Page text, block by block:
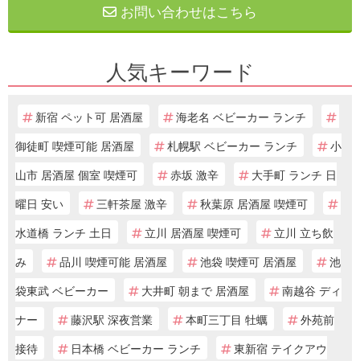
お問い合わせはこちら
人気キーワード
新宿 ペット可 居酒屋
海老名 ベビーカー ランチ
御徒町 喫煙可能 居酒屋
札幌駅 ベビーカー ランチ
小
山市 居酒屋 個室 喫煙可
赤坂 激辛
大手町 ランチ 日
曜日 安い
三軒茶屋 激辛
秋葉原 居酒屋 喫煙可
水道橋 ランチ 土日
立川 居酒屋 喫煙可
立川 立ち飲
み
品川 喫煙可能 居酒屋 池袋 喫煙可 居酒屋
池
袋東武 ベビーカー
大井町 朝まで 居酒屋
南越谷 ディ
ナー
藤沢駅 深夜営業 本町三丁目 牡蠣
外苑前
接待
日本橋 ベビーカー ランチ
東新宿 テイクアウ